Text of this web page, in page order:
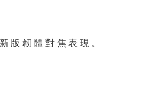
版韌體對焦表現。